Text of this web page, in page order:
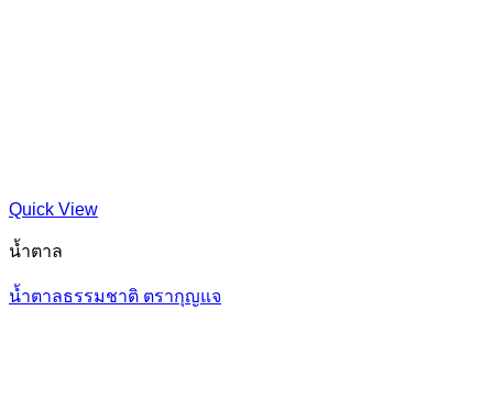
Quick View
น้ำตาล
น้ำตาลธรรมชาติ ตรากุญแจ